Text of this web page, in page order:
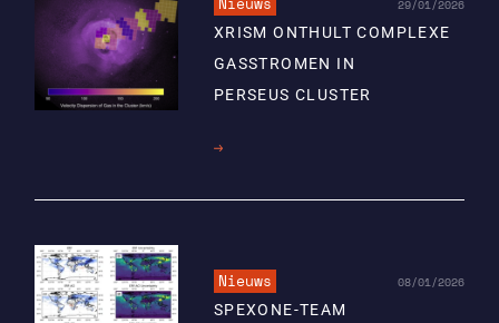
29/01/2026
XRISM ONTHULT COMPLEXE
GASSTROMEN IN
PERSEUS CLUSTER
Lees
Nieuws 08/01/2026
SPEXONE-TEAM